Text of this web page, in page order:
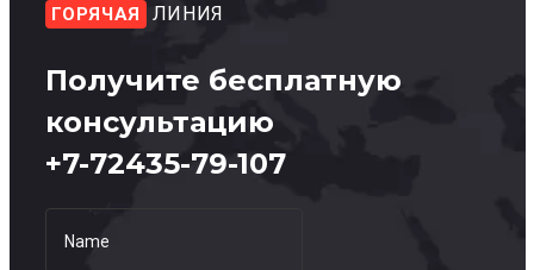
ГОРЯЧАЯ ЛИНИЯ
Получите бесплатную
консультацию
+7-72435-79-107